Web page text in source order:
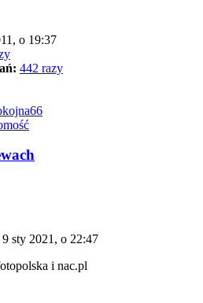
o 19:37
442 razy
9 sty 2021, o 22:47
i nac.pl